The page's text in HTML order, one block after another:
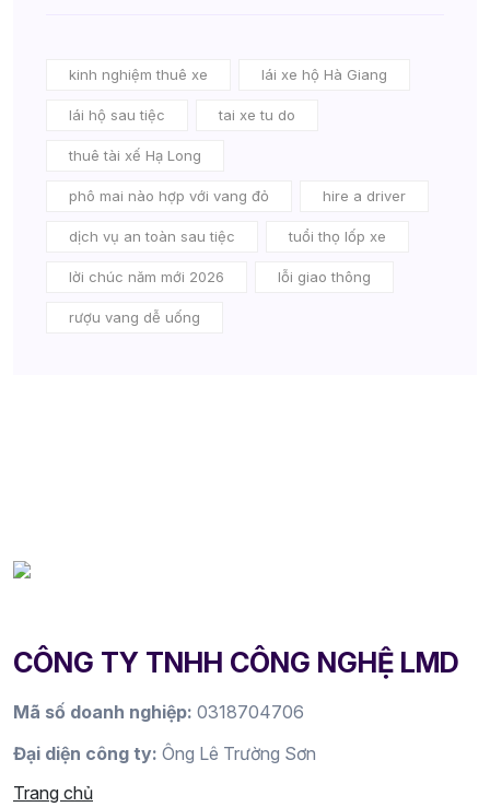
kinh nghiệm thuê xe lái xe hộ Hà Giang
lái hộ sau tiệc tai xe tu do
thuê tài xế Hạ Long
phô mai nào hợp với vang đỏ hire a driver
dịch vụ an toàn sau tiệc tuổi thọ lốp xe
lời chúc năm mới 2026 lỗi giao thông
rượu vang dễ uống
CÔNG TY TNHH CÔNG NGHỆ LMD
Mã số doanh nghiệp: 0318704706
Đại diện công ty: Ông Lê Trường Sơn
Trang chủ